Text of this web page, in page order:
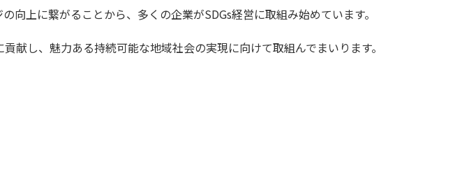
上に繋がることから、多くの企業がSDGs経営に取組み始めています。
献し、魅力ある持続可能な地域社会の実現に向けて取組んでまいります。